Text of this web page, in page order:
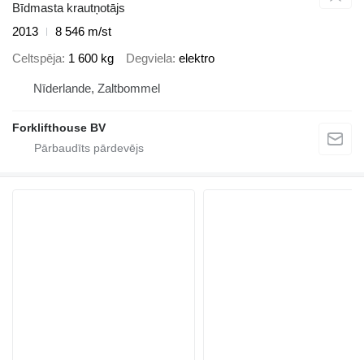
Bīdmasta krautņotājs
2013
8 546 m/st
Celtspēja 1 600 kg Degviela elektro
Nīderlande, Zaltbommel
Forklifthouse BV